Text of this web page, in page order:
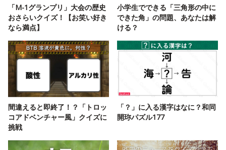
「M-1グランプリ」大会の歴史
おさらいクイズ！【お笑い好き
なら満点】
小学生でできる「三角形の中に
できた角」の問題、あなたは解
ける？
間違えると即終了！？「トロッ
コアドベンチャー風」クイズに
挑戦
「？」に入る漢字はなに？和同
開珎パズル177